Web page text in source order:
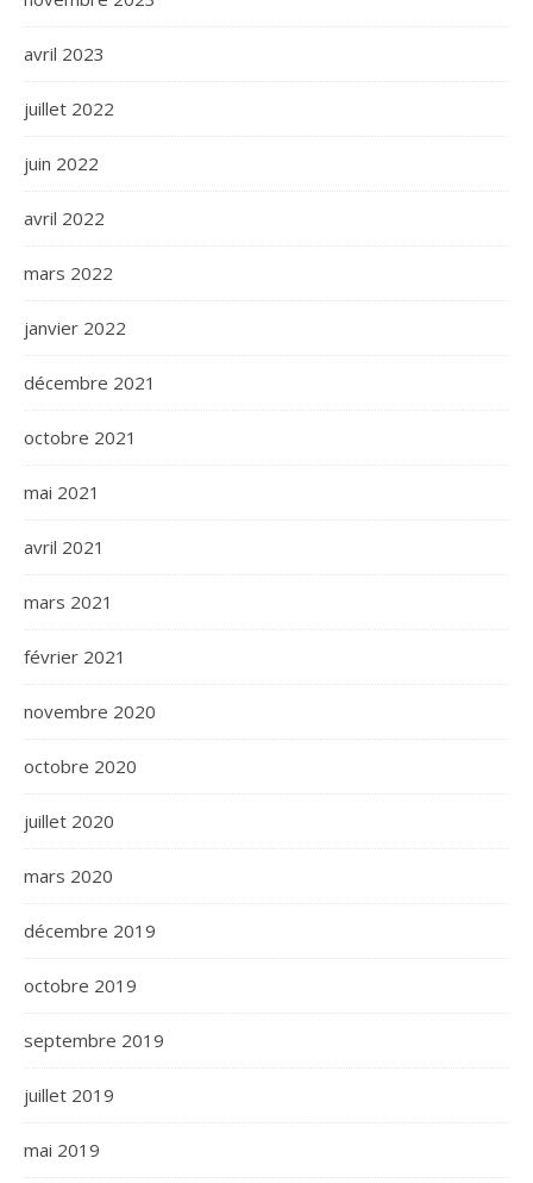
avril 2023
juillet 2022
juin 2022
avril 2022
mars 2022
janvier 2022
décembre 2021
octobre 2021
mai 2021
avril 2021
mars 2021
février 2021
novembre 2020
octobre 2020
juillet 2020
mars 2020
décembre 2019
octobre 2019
septembre 2019
juillet 2019
mai 2019